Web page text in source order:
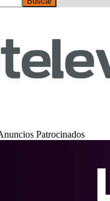
Patrocinados